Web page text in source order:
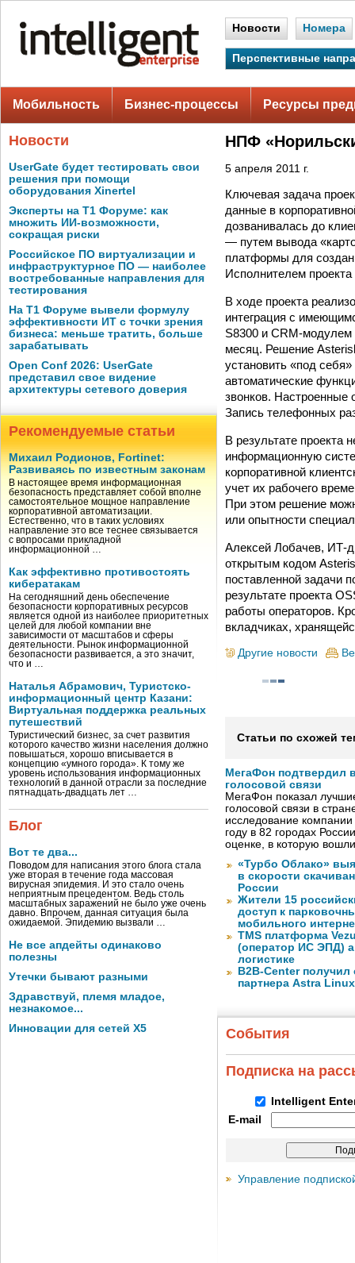
Новости Номера
Перспективные
Мобильность Бизнес-процессы Ресурсы
Новости
UserGate будет тестировать свои
решения при помощи
оборудования Xinertel
Эксперты на Т1 Форуме: как
множить ИИ-возможности,
сокращая риски
Российское ПО виртуализации и
инфраструктурное ПО — наиболее
востребованные направления для
тестирования
На Т1 Форуме вывели формулу
эффективности ИТ с точки зрения
бизнеса: меньше тратить, больше
зарабатывать
Open Conf 2026: UserGate
представил свое видение
архитектуры сетевого доверия
Рекомендуемые статьи
Михаил Родионов, Fortinet:
Развиваясь по известным законам
В настоящее время информационная
безопасность представляет собой вполне
самостоятельное мощное направление
корпоративной автоматизации.
Естественно, что в таких условиях
направление это все теснее связывается
с вопросами прикладной
информационной …
Как эффективно противостоять
кибератакам
На сегодняшний день обеспечение
безопасности корпоративных ресурсов
является одной из наиболее приоритетных
целей для любой компании вне
зависимости от масштабов и сферы
деятельности. Рынок информационной
безопасности развивается, а это значит,
что и …
Наталья Абрамович, Туристско-
информационный центр Казани:
Виртуальная поддержка реальных
путешествий
Туристический бизнес, за счет развития
которого качество жизни населения должно
повышаться, хорошо вписывается в
концепцию «умного города». К тому же
уровень использования информационных
технологий в данной отрасли за последние
пятнадцать-двадцать лет …
Блог
Вот те два...
Поводом для написания этого блога стала
уже вторая в течение года массовая
вирусная эпидемия. И это стало очень
неприятным прецедентом. Ведь столь
масштабных заражений не было уже очень
давно. Впрочем, данная ситуация была
ожидаемой. Эпидемию вызвали …
Не все апдейты одинаково
полезны
Утечки бывают разными
Здравствуй, племя младое,
незнакомое...
Инновации для сетей X5
НПФ
5 апреля 2011 г.
Ключевая задача
данные в
дозванивалась до
― путем вывода
платформы для
Исполнителем
В ходе проекта
интеграция с
S8300 и CRM-
месяц. Решение
установить «под
автоматические
звонков. Настроенные
Запись телефонных
В результате проекта
информационную
корпоративной
учет их рабочего
При этом решение
или опытности
Алексей Лобачев, ИТ-
открытым кодом
поставленной задачи
результате проекта
работы операторов.
вкладчиках,
Другие новости
Статьи по схожей
МегаФон подтвердил
голосовой связи
МегаФон показал
голосовой связи в
исследование
году в 82 городах
оценке, в которую
«Турбо Облако»
в скорости
России
Жители 15
доступ к
мобильного
TMS платформа
(оператор ИС ЭПД)
логистике
B2B-Center получил
партнера Astra Linux
События
Подписка на
Intelligent
E-mail
Управление